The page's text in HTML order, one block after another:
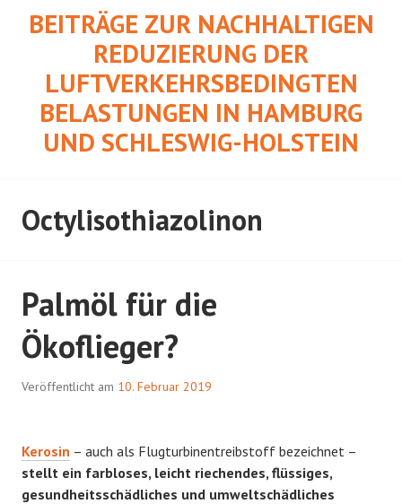
BEITRÄGE ZUR NACHHALTIGEN
REDUZIERUNG DER
LUFTVERKEHRSBEDINGTEN
BELASTUNGEN IN HAMBURG
UND SCHLESWIG-HOLSTEIN
Octylisothiazolinon
Palmöl für die
Ökoflieger?
Veröffentlicht am 10. Februar 2019
Kerosin – auch als Flugturbinentreibstoff bezeichnet –
stellt ein farbloses, leicht riechendes, flüssiges,
gesundheitsschädliches und umweltschädliches